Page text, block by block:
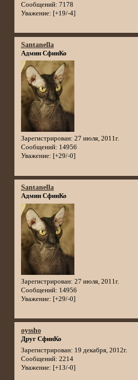
Сообщений: 7178
Уважение: [+19/-4]
Santanella
Админ СфинКо
Зарегистрирован: 27 июля, 2011г.
Сообщений: 14956
Уважение: [+29/-0]
Santanella
Админ СфинКо
Зарегистрирован: 27 июля, 2011г.
Сообщений: 14956
Уважение: [+29/-0]
oyssho
Друг СфинКо
Зарегистрирован: 19 декабря, 2012г.
Сообщений: 2214
Уважение: [+13/-0]